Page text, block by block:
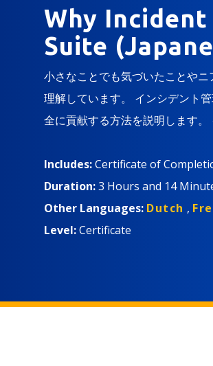
Why
Suite
小さなことでも気づいたことや
理解しています。 インシデント
全に貢献する方法を説明します
です。
Includes:Certificate of
Duration:3 Hours and 14
Other Languages: Dutch ,
Level:Certificate